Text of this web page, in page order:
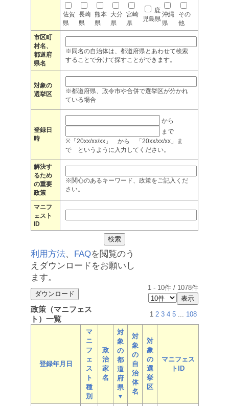
佐賀
県
長崎
県
熊本
県
大分
県
宮崎
県
鹿
児島県
沖縄
県
その
他
市区町
村名、
都道府
県名
※同名の自治体は、都道府県とあわせて検索
することで分けて探すことができます。
対象の
選挙区
※都道府県、政令市や合併で選挙区が分かれ
ている場合
登録日
時
から
まで
※「20xx/xx/xx」 から 「20xx/xx/xx」ま
で というように入力してください。
解決す
るため
の重要
政策
※関心のあるキーワード、政策をご記入くだ
さい。
マニフ
ェスト
ID
利用方法、 FAQを閲覧のう
えダウンロードをお願いし
ます。
1 - 10件 / 1078件
政策（マニフェス
ト）一覧
1 2 3 4 5 ... 108
登録年月日
マ
ニ
フ
ェ
ス
ト
種
別
政
治
家
名
対
象
の
都
道
府
県
▼
対
象
の
自
治
体
名
対
象
の
選
挙
区
マニフェス
トID